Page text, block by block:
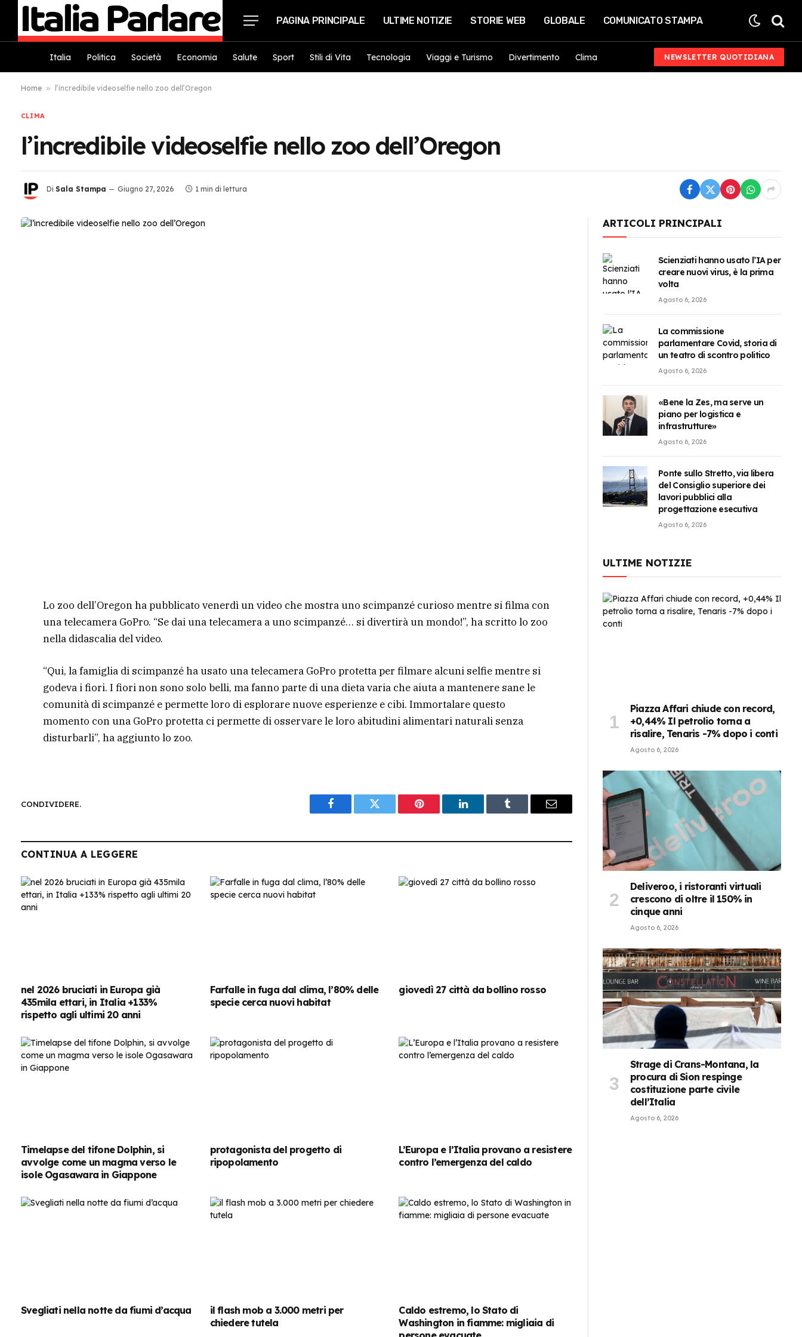
PAGINA PRINCIPALE ULTIME NOTIZIE STORIE WEB GLOBALE COMUNICATO STAMPA
Italia Politica Società Economia Salute Sport Stili di Vita Tecnologia Viaggi e Turismo Divertimento Clima NEWSLETTER QUOTIDIANA
Home » l’incredibile videoselfie nello zoo dell’Oregon
CLIMA
l’incredibile videoselfie nello zoo dell’Oregon
Di Sala Stampa Giugno 27, 2026 1 min di lettura
Lo zoo dell’Oregon ha pubblicato venerdì un video che mostra uno scimpanzé curioso mentre si filma con
una telecamera GoPro. “Se dai una telecamera a uno scimpanzé… si divertirà un mondo!”, ha scritto lo zoo
nella didascalia del video.
“Qui, la famiglia di scimpanzé ha usato una telecamera GoPro protetta per filmare alcuni selfie mentre si
godeva i fiori. I fiori non sono solo belli, ma fanno parte di una dieta varia che aiuta a mantenere sane le
comunità di scimpanzé e permette loro di esplorare nuove esperienze e cibi. Immortalare questo
momento con una GoPro protetta ci permette di osservare le loro abitudini alimentari naturali senza
disturbarli”, ha aggiunto lo zoo.
CONDIVIDERE.
Facebook Twitter Pinterest LinkedIn Tumblr Email
CONTINUA A LEGGERE
nel 2026 bruciati in Europa già
435mila ettari, in Italia +133%
rispetto agli ultimi 20 anni
Farfalle in fuga dal clima, l’80% delle
specie cerca nuovi habitat
giovedì 27 città da bollino rosso
Timelapse del tifone Dolphin, si
avvolge come un magma verso le
isole Ogasawara in Giappone
protagonista del progetto di
ripopolamento
L’Europa e l’Italia provano a resistere
contro l’emergenza del caldo
Svegliati nella notte da fiumi d’acqua
il flash mob a 3.000 metri per
chiedere tutela
Caldo estremo, lo Stato di
Washington in fiamme: migliaia di
ARTICOLI PRINCIPALI
Scienziati hanno usato l’IA per
creare nuovi virus, è la prima
volta
Agosto 6, 2026
La commissione
parlamentare Covid, storia di
un teatro di scontro politico
Agosto 6, 2026
«Bene la Zes, ma serve un
piano per logistica e
infrastrutture»
Agosto 6, 2026
Ponte sullo Stretto, via libera
del Consiglio superiore dei
lavori pubblici alla
progettazione esecutiva
Agosto 6, 2026
ULTIME NOTIZIE
Piazza Affari chiude con record,
+0,44% Il petrolio torna a
risalire, Tenaris -7% dopo i conti
Agosto 6, 2026
Deliveroo, i ristoranti virtuali
crescono di oltre il 150% in
cinque anni
Agosto 6, 2026
Strage di Crans-Montana, la
procura di Sion respinge
costituzione parte civile
dell’Italia
Agosto 6, 2026